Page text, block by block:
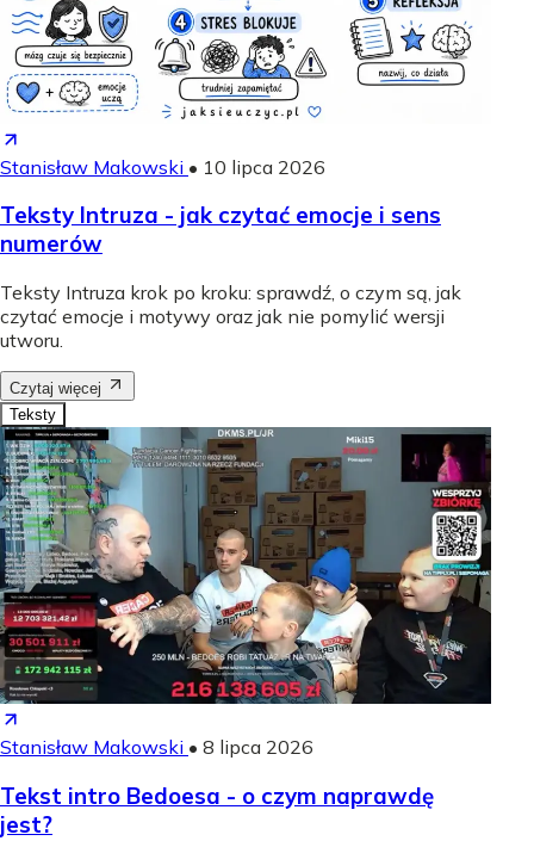
Stanisław Makowski • 10 lipca 2026
Teksty Intruza - jak czytać emocje i sens
numerów
Teksty Intruza krok po kroku: sprawdź, o czym są, jak
czytać emocje i motywy oraz jak nie pomylić wersji
utworu.
Czytaj więcej
Teksty
Stanisław Makowski • 8 lipca 2026
Tekst intro Bedoesa - o czym naprawdę
jest?